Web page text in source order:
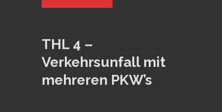
THL 4 –
Verkehrsunfall mit
mehreren PKW’s